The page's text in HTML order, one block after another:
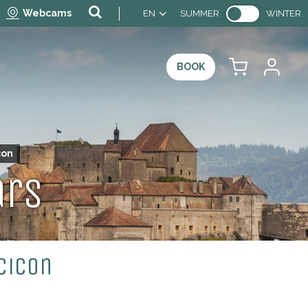
Webcams EN SUMMER WINTER
BOOK